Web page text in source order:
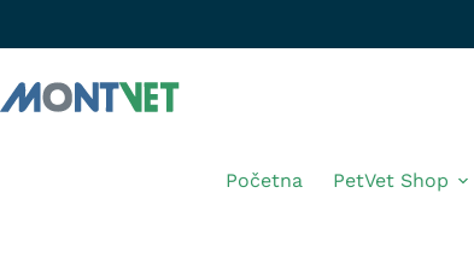
Početna PetVet Shop